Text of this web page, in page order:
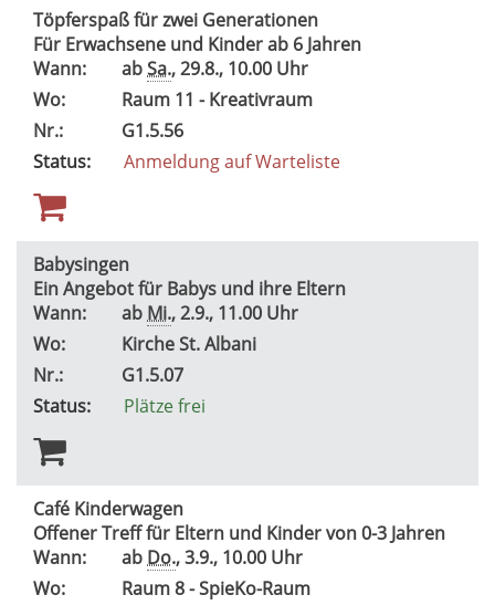
Töpferspaß für zwei Generationen
Für Erwachsene und Kinder ab 6 Jahren
Wann:
abSa., 29.8., 10.00 Uhr
Wo:
Raum 11 - Kreativraum
Nr.:
G1.5.56
Status:
Anmeldung auf Warteliste
Babysingen
Ein Angebot für Babys und ihre Eltern
Wann:
ab Mi., 2.9., 11.00 Uhr
Wo:
Kirche St. Albani
Nr.:
G1.5.07
Status:
Plätze frei
Café Kinderwagen
Offener Treff für Eltern und Kinder von 0-3 Jahren
Wann:
ab Do., 3.9., 10.00 Uhr
Wo:
Raum 8 - SpieKo-Raum